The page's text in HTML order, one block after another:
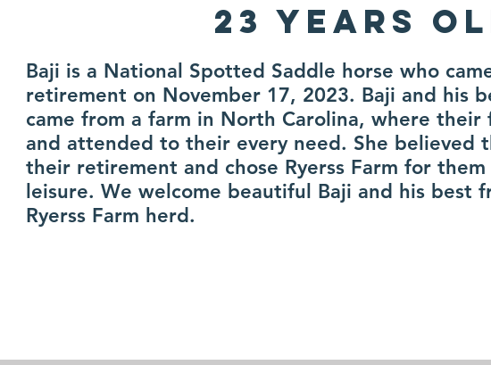
23 Years
Baji is a National Spotted Saddle horse who
retirement on November 17, 2023. Baji and his
came from a farm in North Carolina, where
and attended to their every need. She believed
their retirement and chose Ryerss Farm for
leisure. We welcome beautiful Baji and his best
Ryerss Farm herd.